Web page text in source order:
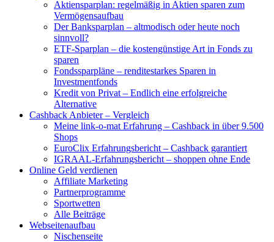
Aktiensparplan: regelmäßig in Aktien sparen zum
Vermögensaufbau
Der Banksparplan – altmodisch oder heute noch
sinnvoll?
ETF-Sparplan – die kostengünstige Art in Fonds zu
sparen
Fondssparpläne – renditestarkes Sparen in
Investmentfonds
Kredit von Privat – Endlich eine erfolgreiche
Alternative
Cashback Anbieter – Vergleich
Meine link-o-mat Erfahrung – Cashback in über 9.500
Shops
EuroClix Erfahrungsbericht – Cashback garantiert
IGRAAL-Erfahrungsbericht – shoppen ohne Ende
Online Geld verdienen
Affiliate Marketing
Partnerprogramme
Sportwetten
Alle Beiträge
Webseitenaufbau
Nischenseite